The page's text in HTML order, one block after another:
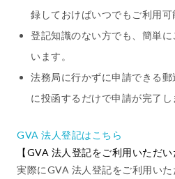
録しておけばいつでもご利用可
登記知識のない方でも、簡単
います。
法務局に行かずに申請できる
に投函するだけで申請が完了し
GVA 法人登記はこちら
【GVA 法人登記をご利用いただい
実際にGVA 法人登記をご利用い